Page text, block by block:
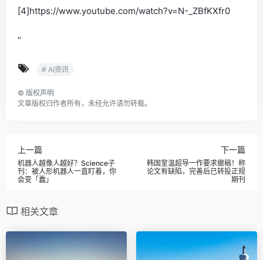
[4]https://www.youtube.com/watch?v=N-_ZBfKXfr0
“
# AI资讯
© 版权声明
文章版权归作者所有，未经允许请勿转载。
上一篇
机器人越像人越好？Science子
刊：被人形机器人一直盯着，你
会变「蠢」
下一篇
韩国室温超导一作要求撤稿！称
论文有缺陷，完善后已转投正规
期刊
相关文章